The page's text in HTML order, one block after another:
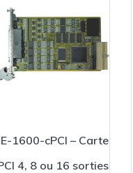
1600-cPCI – Carte
4, 8 ou 16 sorties